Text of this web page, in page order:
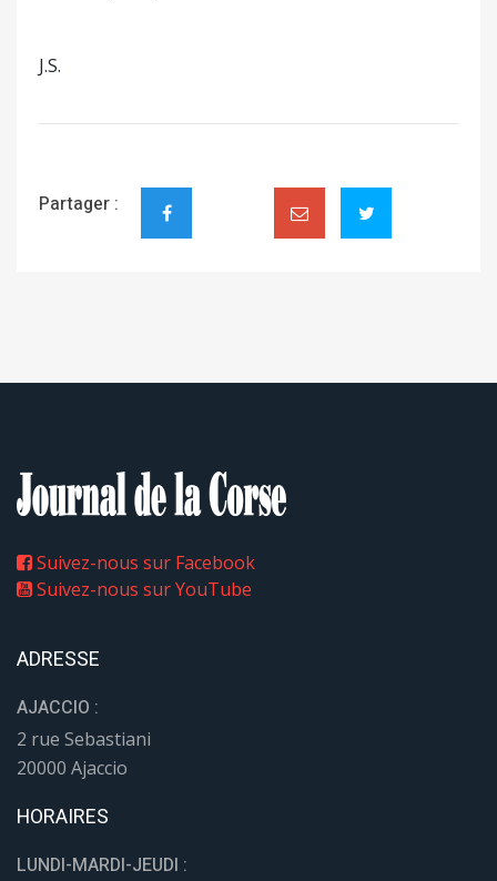
J.S.
Partager :
Suivez-nous sur Facebook
Suivez-nous sur YouTube
ADRESSE
AJACCIO :
2 rue Sebastiani
20000 Ajaccio
HORAIRES
LUNDI-MARDI-JEUDI :